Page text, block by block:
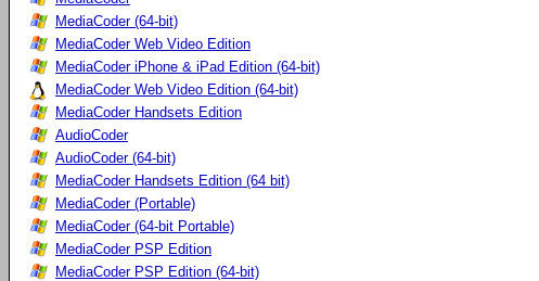
MediaCoder (64-bit)
MediaCoder Web Video Edition
MediaCoder iPhone & iPad Edition (64-bit)
MediaCoder Web Video Edition (64-bit)
MediaCoder Handsets Edition
AudioCoder
AudioCoder (64-bit)
MediaCoder Handsets Edition (64 bit)
MediaCoder (Portable)
MediaCoder (64-bit Portable)
MediaCoder PSP Edition
MediaCoder PSP Edition (64-bit)